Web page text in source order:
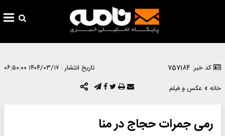
کد خبر: 757184 تاریخ انتشار : ۱۴۰۴/۰۳/۱۷ ۰۶:۵۰:۰۰
خانه
عکس و فیلم
رمی جمرات حجاج در منا